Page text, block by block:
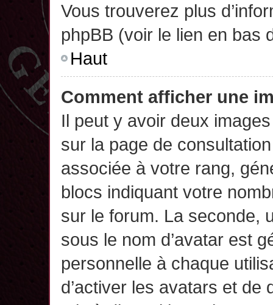
Vous trouverez plus
phpBB (voir le lien en bas
Haut
Comment afficher une
Il peut y avoir deux
sur la page de
associée à votre rang,
blocs indiquant votre
sur le forum. La seconde,
sous le nom d’avatar est
personnelle à chaque
d’activer les avatars et de